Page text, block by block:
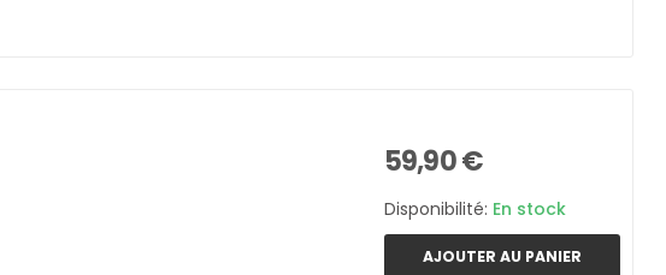
59,90 €
Disponibilité: En stock
AJOUTER AU PANIER